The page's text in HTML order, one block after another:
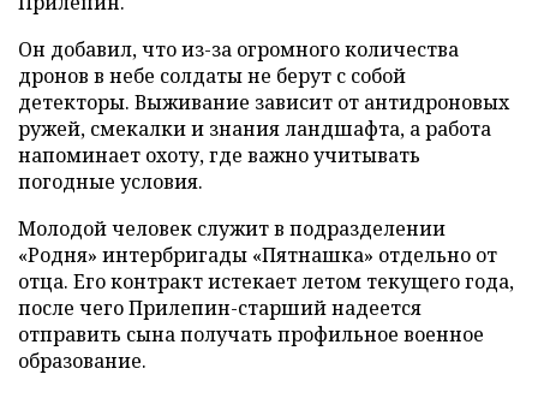
Он добавил, что из-за огромного количества
дронов в небе солдаты не берут с собой
детекторы. Выживание зависит от антидроновых
ружей, смекалки и знания ландшафта, а работа
напоминает охоту, где важно учитывать
погодные условия.
Молодой человек служит в подразделении
«Родня» интербригады «Пятнашка» отдельно от
отца. Его контракт истекает летом текущего года,
после чего Прилепин-старший надеется
отправить сына получать профильное военное
образование.